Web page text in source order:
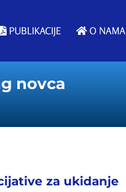
PUBLIKACIJE O NAMA
novca
za ukidanje